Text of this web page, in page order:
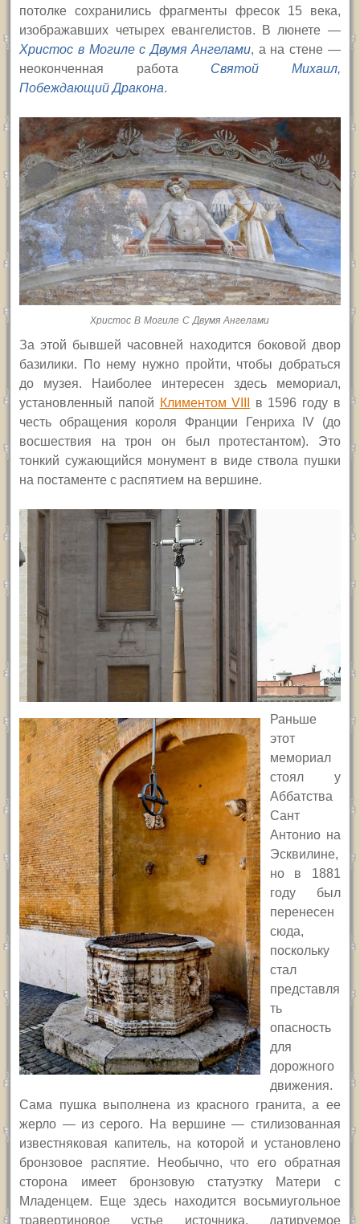
потолке сохранились фрагменты фресок 15 века,
изображавших четырех евангелистов. В люнете —
Христос в Могиле с Двумя Ангелами, а на стене —
неоконченная работа Святой Михаил,
Побеждающий Дракона.
Христос В Могиле С Двумя Ангелами
За этой бывшей часовней находится боковой двор
базилики. По нему нужно пройти, чтобы добраться
до музея. Наиболее интересен здесь мемориал,
установленный папой КлиментомVIII
в 1596 году в
честь обращения короля Франции Генриха
IV (до
восшествия на трон он был протестантом). Это
тонкий сужающийся монумент в виде ствола пушки
на постаменте с распятием на вершине.
Раньше
этот
мемориал
стоял у
Аббатства
Сант
Антонио на
Эсквилине,
но в 1881
году был
перенесен
сюда,
поскольку
стал
представля
ть
опасность
для
дорожного
движения.
Сама пушка выполнена из красного гранита, а ее
жерло — из серого. На вершине — стилизованная
известняковая капитель, на которой и установлено
бронзовое распятие. Необычно, что его обратная
сторона имеет бронзовую статуэтку Матери с
Младенцем. Еще здесь находится восьмиугольное
травертиновое устье источника, датируемое